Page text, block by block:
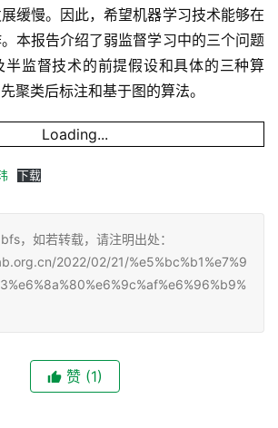
缓慢。因此，希望机器学习技术能够在
本报告介绍了弱监督学习中的三个问题
半监督技术的前提假设和具体的三种算
聚类后标注和基于图的算法。
Loading...
下载
，如若转载，请注明出处：
2022/02/21/%e5%bc%b1%e7%9
赞 (1)